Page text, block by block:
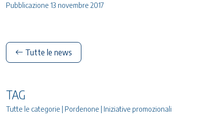
Pubblicazione 13 novembre 2017
Tutte le news
TAG
Tutte le categorie | Pordenone | Iniziative promozionali